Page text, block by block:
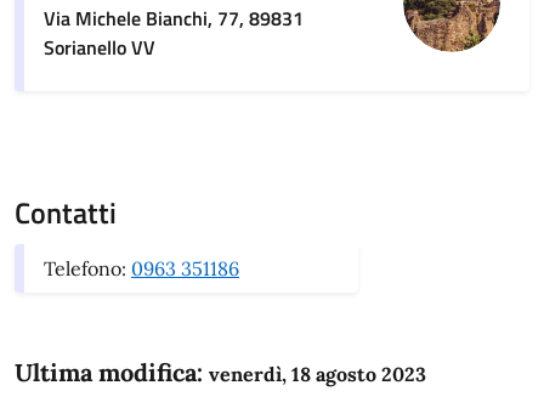
Via Michele Bianchi, 77, 89831
Sorianello VV
Contatti
Telefono: 0963 351186
Ultima modifica: venerdì, 18 agosto 2023